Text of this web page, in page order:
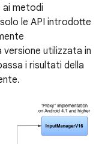
ai metodi
le API introdotte
versione utilizzata in
i risultati della